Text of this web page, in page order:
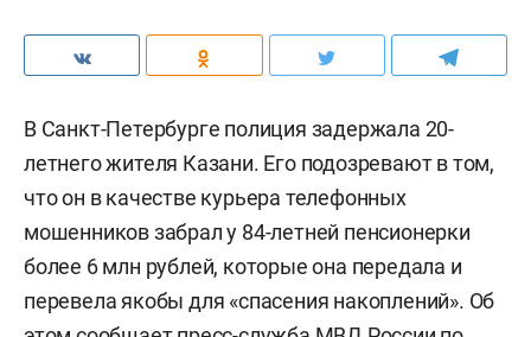
В Санкт-Петербурге полиция задержала 20-
летнего жителя Казани. Его подозревают в том,
что он в качестве курьера телефонных
мошенников забрал у 84-летней пенсионерки
более 6 млн рублей, которые она передала и
перевела якобы для «спасения накоплений». Об